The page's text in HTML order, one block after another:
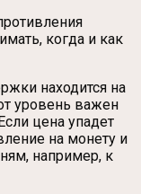
когда и как
находится на
уровень важен
цена упадет
на монету и
например, к